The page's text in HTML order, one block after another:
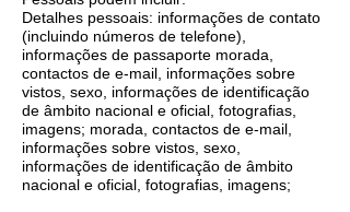
Detalhes pessoais: informações de contato
(incluindo números de telefone),
informações de passaporte morada,
contactos de e-mail, informações sobre
vistos, sexo, informações de identificação
de âmbito nacional e oficial, fotografias,
imagens; morada, contactos de e-mail,
informações sobre vistos, sexo,
informações de identificação de âmbito
nacional e oficial, fotografias, imagens;